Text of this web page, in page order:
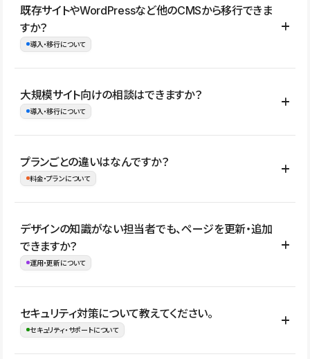
コーポレートサイト、サービスサイト、LP、採用サイト、ブロ
グ・メディア、イベントサイト、店舗・商品紹介サイト、ポートフ
ォリオなど幅広く制作できます。
既存サイトやWordPressなど他のCMSから移行できま
すか？
導入・移行について
はい。既存サイトの構成やコンテンツ、URLを整理したうえで、
Studio上に再構築する形で移行できます。 WordPressの場合は、
イト全体のデザインや設定がそのまま移行されるわけではないた
め、移行後にページ構成やデザイン、CMS設計、URL・リダイレク
大規模サイト向けの相談はできますか？
導入・移行について
はい。アクセス規模が大きいサイトや、複数部門での運用、権限管
理、セキュリティ確認、既存システムとの連携など、個別の要件が
ない段階でも、お問い合わせください。
お問合せはこちら
プランごとの違いはなんですか？
料金・プランについて
公開ページ数、バージョン履歴の期間、CMS利用数の上限、権限
管理の有無などがプランごとに異なります。詳しくは料金プランペ
ージをご覧ください。
デザインの知識がない担当者でも、ページを更新・追加
できますか？
運用・更新について
はい。CMSやコンポーネントを活用して更新範囲を設計しておく
ことで、デザインを崩しにくい状態で運用できます。 さらにコン
セキュリティ対策について教えてください。
セキュリティ・サポートについて